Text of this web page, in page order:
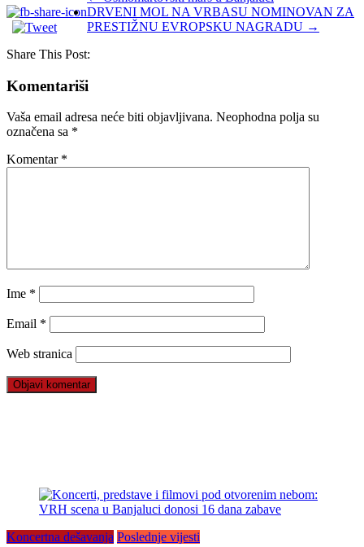
DRVENI MOL NA VRBASU NOMINOVAN ZA
PRESTIŽNU EVROPSKU NAGRADU →
Share This Post:
Komentariši
Vaša email adresa neće biti objavljivana. Neophodna polja su
označena sa *
Komentar *
Ime *
Email *
Web stranica
Koncertna dešavanja Poslednje vijesti